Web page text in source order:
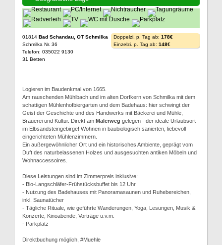
01814 Bad Schandau, OT Schmilka
Schmilka Nr. 36
Telefon: 035022 9130
31 Betten
Doppelzi. p. Tag ab: 178€
Einzelzi. p. Tag ab: 148€
Logieren im Baudenkmal von 1665.
Am rauschenden Mühlbach und im alten Dorfkern von Schmilka mit dem
schattigen Mühlenhofbiergarten und dem Badehaus: hier schwingt der
Geist der Geschichte und des Handwerks mit Bäckerei und Mühle,
Brauerei und Kultur. Direkt am Malerweg gelegen - der ideale Urlaubsort
im Elbsandsteingebirge! Wohnen in baubiologisch sanierten, liebevoll
eingerichteten Mühlenzimmern.
Ein außergewöhnlicher Ort und ein historisches Ambiente, geprägt vom
Duft des naturbelassenen Holzes und ausgesuchten antiken Möbeln und
Wohnaccessoires.
Diese Leistungen sind im Zimmerpreis inklusive:
- Bio-Langschläfer-Frühstücksbuffet bis 12 Uhr
- Nutzung des Badehauses mit Panoramasaunen und Ruhebereichen,
inkl. Saunatücher
- Tägliche Rituale, wie geführte Wanderungen, Yoga, Lesungen, Musik &
Konzerte, Kinoabende, Vorträge u.v.m.
- Parkplatz
Direktbuchung möglich, #Muehle